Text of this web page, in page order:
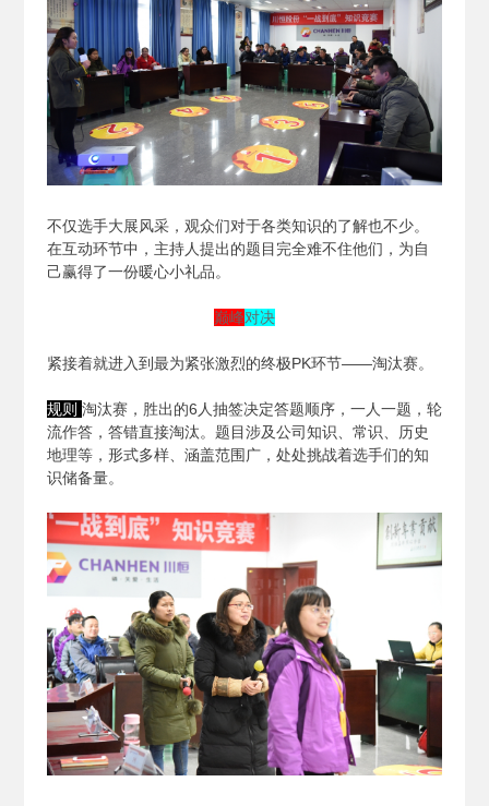
不仅选手大展风采，观众们对于各类知识的了解也不少。
在互动环节中，主持人提出的题目完全难不住他们，为自
己赢得了一份暖心小礼品。
巅峰对决
紧接着就进入到最为紧张激烈的终极PK环节——淘汰赛。
规则 淘汰赛，胜出的6人抽签决定答题顺序，一人一题，轮
流作答，答错直接淘汰。题目涉及公司知识、常识、历史
地理等，形式多样、涵盖范围广，处处挑战着选手们的知
识储备量。